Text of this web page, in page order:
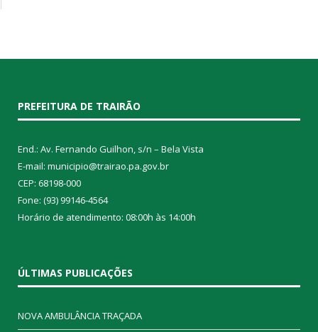
PREFEITURA DE TRAIRÃO
End.: Av. Fernando Guilhon, s/n – Bela Vista
E-mail: municipio@trairao.pa.gov.br
CEP: 68198-000
Fone: (93) 99146-4564
Horário de atendimento: 08:00h às 14:00h
ÚLTIMAS PUBLICAÇÕES
NOVA AMBULÂNCIA TRAÇADA